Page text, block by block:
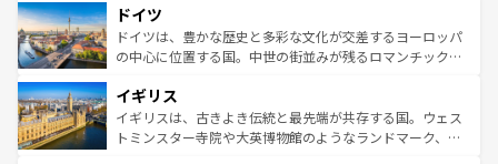
せる。地方によって風土や気候が異なるスペインはその個
性で訪れる人を魅了する。 なお、新着のスペイン情報は コ
ンテンツ一覧を参照してほしい。
で、幅広い魅力が詰まっている。華麗な宮殿、歴史的な大
聖堂、美しいビーチ、そして豊かな自然が、訪れる者を心
から魅了する。また、フランスは美食の国としても知ら
いる。シャンパンの発祥地であるランス、プロヴァンスの
香り高いラベンダー畑など、多彩な楽しみ方が可能だ。さ
らに、パリ以外の地域にも魅力が溢れており、どの街角に
ドイツ
ドイツは、豊かな歴史と多彩な文化が交差するヨーロッパ
の中心に位置する国。中世の街並みが残るロマンチック街
顔を持つこの国は、どこを歩いても飽きることがない。ベ
ルリンの文化的活気、バイエルン州のアルプスの絶景、そ
してライン川沿いのワイン畑といった風景は必見。ビール
イギリス
イギリスは、古きよき伝統と最先端が共存する国。ウェス
トミンスター寺院や大英博物館のようなランドマーク、歴